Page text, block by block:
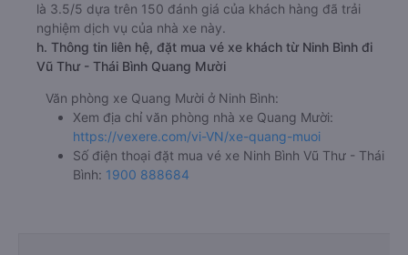
là 3.5/5 dựa trên 150 đánh giá của khách hàng đã trải
nghiệm dịch vụ của nhà xe này.
h. Thông tin liên hệ, đặt mua vé xe khách từ Ninh Bình đi
Vũ Thư - Thái Bình Quang Mười
Văn phòng xe Quang Mười ở Ninh Bình:
Xem địa chỉ văn phòng nhà xe Quang Mười:
https://vexere.com/vi-VN/xe-quang-muoi
Số điện thoại đặt mua vé xe Ninh Bình Vũ Thư - Thái
Bình: 1900 888684